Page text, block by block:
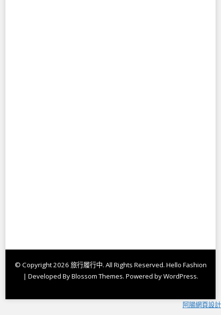
© Copyright 2026 旅行履行中. All Rights Reserved. Hello Fashion
| Developed ByBlossom Themes. Powered byWordPress.
阿腸網頁設計